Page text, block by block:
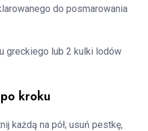
do posmarowania
greckiego lub 2 kulki lodów
kroku
każdą na pół; usuń pestkę,